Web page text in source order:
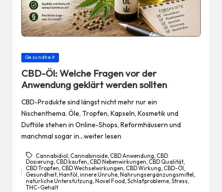
Posted
Gesundheit
CBD-Öl: Welche Fragen vor der
Anwendung geklärt werden sollten
CBD-Produkte sind längst nicht mehr nur ein
Nischenthema. Öle, Tropfen, Kapseln, Kosmetik und
Duftöle stehen in Online-Shops, Reformhäusern und
manchmal sogar in…weiter lesen
Tags:
Cannabidiol Cannabinoide, CBD Anwendung CBD
Dosierung, CBD kaufen, CBD Nebenwirkungen, CBD Qualität,
CBD Tropfen, CBD Wechselwirkungen, CBD Wirkung, CBD-Öl ,
Gesundheit, Hanföl ,innere Unruhe, Nahrungsergänzungsmittel ,
natürliche Unterstützung, Novel Food ,Schlafprobleme,Stress,
THC-Gehalt